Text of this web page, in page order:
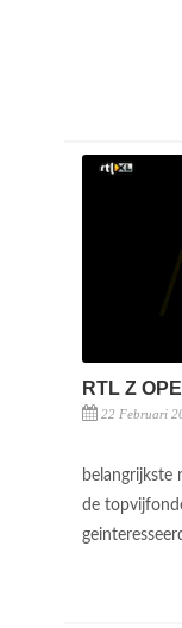
RTL Z
22 Februari
belangrijkste
de